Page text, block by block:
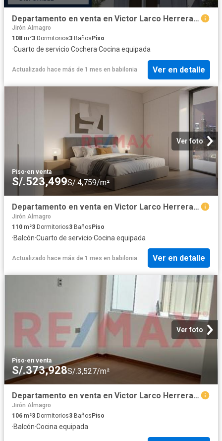
Departamento en venta en Victor Larco Herrera a S/470,340
Jirón Almagro
108 m²3 Dormitorios3 Baños Piso
·Cuarto de servicio·Cochera·Cocina equipada
Actualizado hace más de 1 mes en babilonia Ver en detalle
Ver foto
Piso·en venta
S/.523,499S/.4,759/m²
Departamento en venta en Victor Larco Herrera a S/492,450
Jirón Almagro
110 m²3 Dormitorios3 Baños Piso
·Balcón·Cuarto de servicio·Cocina equipada
Actualizado hace más de 1 mes en babilonia Ver en detalle
Ver foto
Piso·en venta
S/.373,928S/.3,527/m²
Departamento en venta en Victor Larco Herrera a S/361,200
Jirón Almagro
106 m²3 Dormitorios3 BañosPiso
·Balcón·Cocina equipada